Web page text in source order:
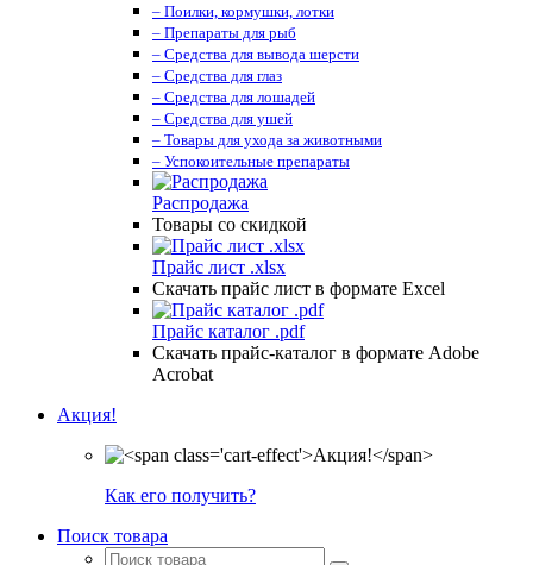
– Поилки, кормушки, лотки
– Препараты для рыб
– Средства для вывода шерсти
– Средства для глаз
– Средства для лошадей
– Средства для ушей
– Товары для ухода за животными
– Успокоительные препараты
Распродажа
Товары со скидкой
Прайс лист .xlsx
Скачать прайс лист в формате Excel
Прайс каталог .pdf
Скачать прайс-каталог в формате Adobe
Acrobat
Акция!
Как его получить?
Поиск товара